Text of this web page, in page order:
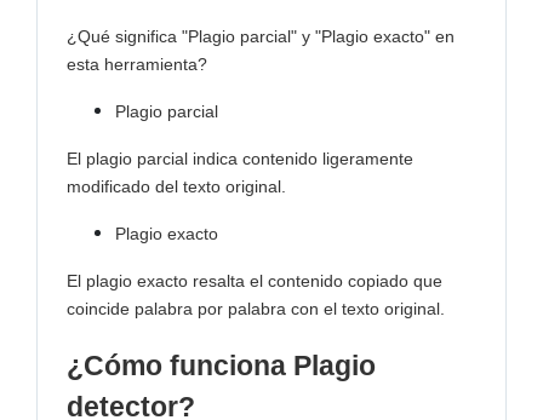
¿Qué significa "Plagio parcial" y "Plagio exacto" en
esta herramienta?
Plagio parcial
El plagio parcial indica contenido ligeramente
modificado del texto original.
Plagio exacto
El plagio exacto resalta el contenido copiado que
coincide palabra por palabra con el texto original.
¿Cómo funciona Plagio
detector?